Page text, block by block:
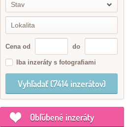
Stav
Cena od do
Iba inzeráty s fotografiami
Obľúbené inzeráty